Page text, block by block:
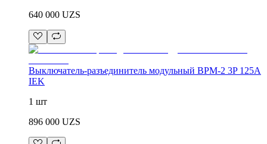
640 000 UZS
Выключатель-разъединитель модульный ВРМ-2 3P 125А
IEK
1 шт
896 000 UZS